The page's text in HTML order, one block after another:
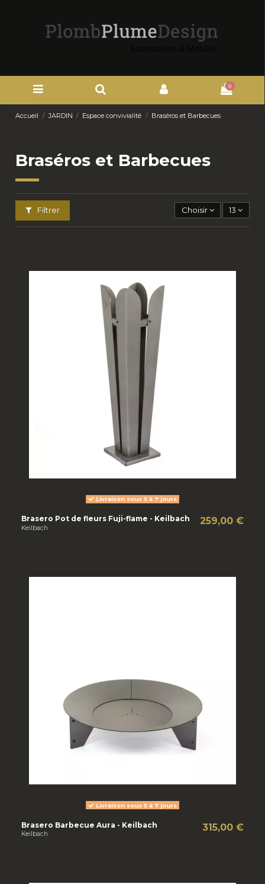
0
Accueil JARDIN Espace convivialité Braséros et Barbecues
Braséros et Barbecues
Filtrer Choisir 13
Livraison sous 5 à 7 jours
Brasero Pot de fleurs Fuji-flame - Keilbach
Keilbach
259,00 €
Livraison sous 5 à 7 jours
Brasero Barbecue Aura - Keilbach
Keilbach
315,00 €